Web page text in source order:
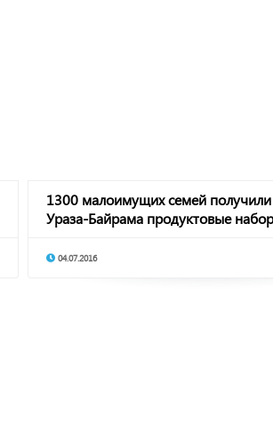
1300 малоимущих семей
Ураза-Байрама продуктовые
04.07.2016